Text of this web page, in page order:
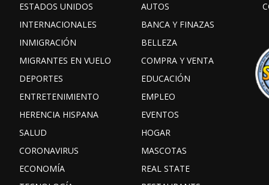
ESTADOS UNIDOS
INTERNACIONALES
INMIGRACIÓN
MIGRANTES EN VUELO
DEPORTES
ENTRETENIMIENTO
HERENCIA HISPANA
SALUD
CORONAVIRUS
ECONOMÍA
AUTOS
BANCA Y FINAZAS
BELLEZA
COMPRA Y VENTA
EDUCACIÓN
EMPLEO
EVENTOS
HOGAR
MASCOTAS
REAL STATE